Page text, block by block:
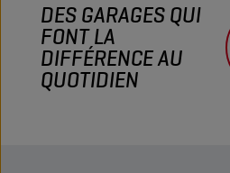
DES GARAGES QUI
FONT LA
DIFFÉRENCE AU
QUOTIDIEN